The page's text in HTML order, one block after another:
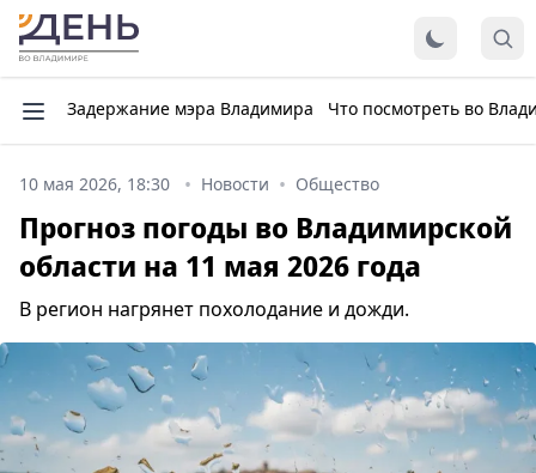
Задержание мэра Владимира Что посмотреть во
10 мая 2026, 18:30 Новости Общество
Прогноз погоды во Владимирской
области на 11 мая 2026 года
В регион нагрянет похолодание и дожди.